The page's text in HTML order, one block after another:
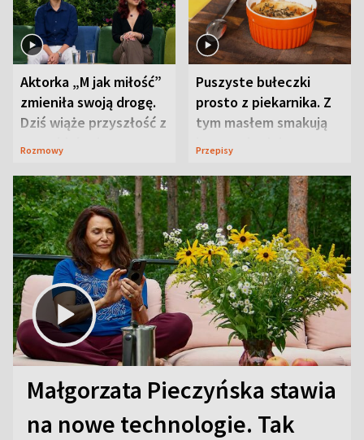
Aktorka „M jak miłość”
zmieniła swoją drogę.
Dziś wiąże przyszłość z
neurobiologią
Rozmowy
Puszyste bułeczki
prosto z piekarnika. Z
tym masłem smakują
jeszcze lepiej
Przepisy
Małgorzata Pieczyńska stawia
na nowe technologie. Tak